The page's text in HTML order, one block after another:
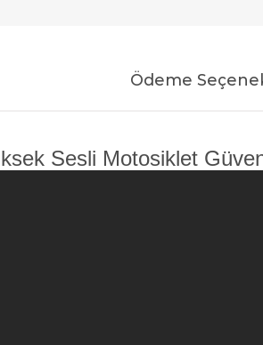
Ödeme
Sesli Motosiklet